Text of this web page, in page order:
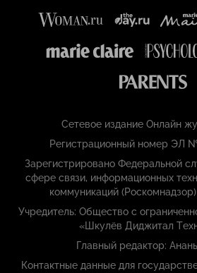
Сетевое издание Онлайн
Регистрационный номер ЭЛ
Зарегистрировано Федеральной
сфере связи, информационных
коммуникаций
Учредитель: Общество с
«Шкулёв Диджитал
Главный редактор:
Контактные данные для